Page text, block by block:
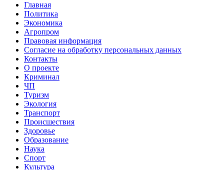
Главная
Политика
Экономика
Агропром
Правовая информация
Согласие на обработку персональных данных
Контакты
О проекте
Криминал
ЧП
Туризм
Экология
Транспорт
Происшествия
Здоровье
Образование
Наука
Спорт
Культура